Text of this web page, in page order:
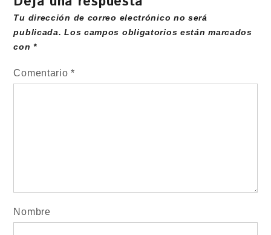
Tu dirección de correo electrónico no será
publicada. Los campos obligatorios están marcados
con*
Comentario*
Nombre